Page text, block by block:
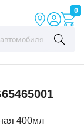
0
400мл